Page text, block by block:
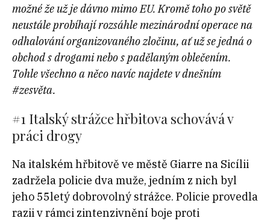
možné že už je dávno mimo EU. Kromě toho po světě
neustále probíhají rozsáhle mezinárodní operace na
odhalování organizovaného zločinu, ať už se jedná o
obchod s drogami nebo s padělaným oblečením.
Tohle všechno a něco navíc najdete v dnešním
#zesvěta.
#1 Italský strážce hřbitova schovává v
práci drogy
Na italském hřbitově ve městě Giarre na Sicílii
zadržela policie dva muže, jedním z nich byl
jeho 55letý dobrovolný strážce. Policie provedla
razii v rámci zintenzivnění boje proti